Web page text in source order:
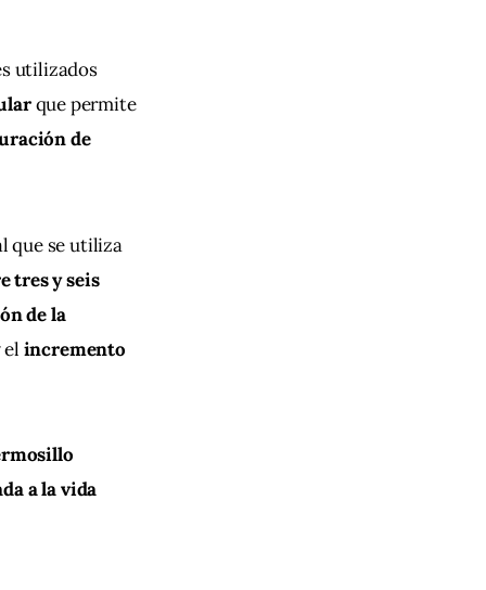
utilizados
que permite
de
que se utiliza
tres y seis
de la
incremento
a la vida